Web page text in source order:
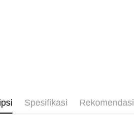
Spesifikasi Rekomendasi